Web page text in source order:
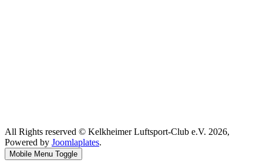
All Rights reserved © Kelkheimer Luftsport-Club e.V. 2026,
Powered by Joomlaplates.
Mobile Menu Toggle